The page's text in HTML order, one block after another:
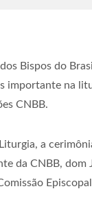
Bispos do
na
CNBB.
a
da CNBB, dom